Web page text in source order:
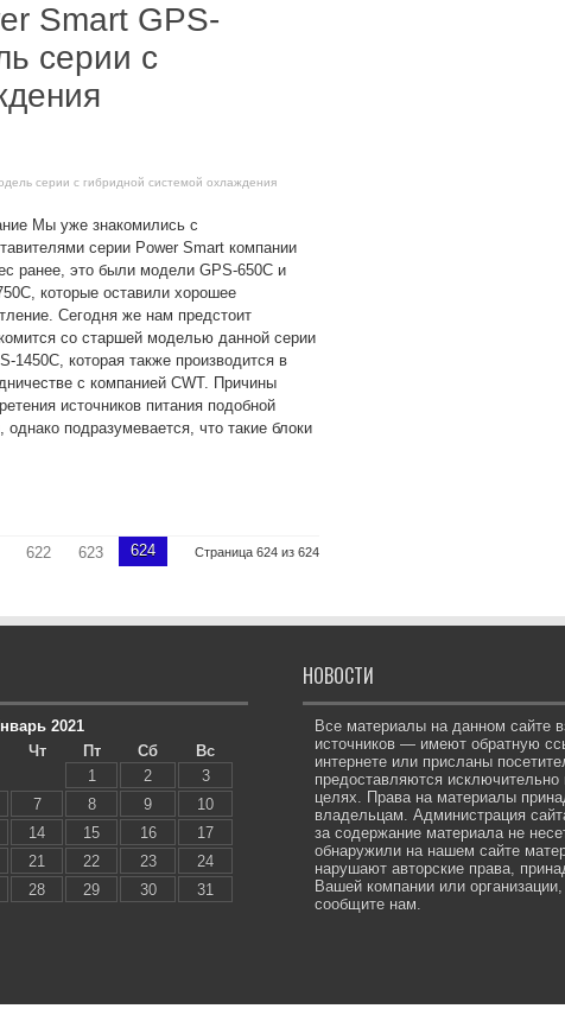
Smart GPS-
серии с
серии с гибридной системой охлаждения
Мы уже знакомились с
серии Power Smart компании
ранее, это были модели GPS-650C и
которые оставили хорошее
Сегодня же нам предстоит
со старшей моделью данной серии
1450C, которая также производится в
с компанией CWT. Причины
источников питания подобной
подразумевается, что такие блоки
Страница 624 из 624
622 623 624
2021
Чт Пт Сб
Вс
1
2
3
7 8 9
10
14 15 16
17
21 22 23
24
28 29 30
31
НОВОСТИ
Все материалы на данном сайте
источников — имеют обратную
интернете или присланы
предоставляются исключительно
целях. Права на материалы
владельцам. Администрация
за содержание материала не
обнаружили на нашем сайте
нарушают авторские права,
Вашей компании или
сообщите нам.